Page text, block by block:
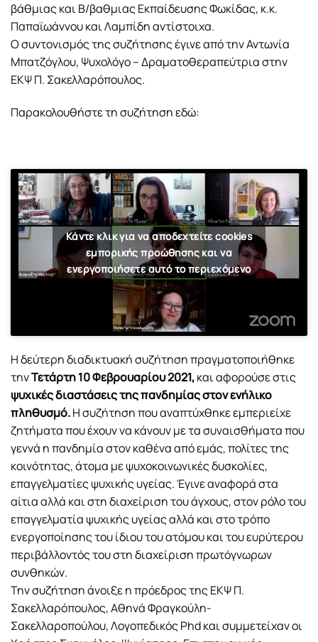
βάθμιας και Β/βαθμιας Εκπαίδευσης Φωκίδας, κ.κ.
Παπαϊωάννου και Λαμπίδη αντίστοιχα.
Ο συντονισμός της συζήτησης έγινε από την Αντωνία
Μπατζόγλου, Ψυχολόγο – Δραματοθεραπεύτρια στην
ΕΚΨ Π. Σακελλαρόπουλος.
Παρακολουθήστε τη συζήτηση εδώ:
Κάντε κλικ για να αποδεχτείτε cookies
εμπορικής προώθησης και να
ενεργοποιήσετε αυτό το περιεχόμενο
Η δεύτερη διαδικτυακή συζήτηση πραγματοποιήθηκε
τηνΤετάρτη 10 Φεβρουαρίου 2021,και αφορούσε στις
ψυχικές διαστάσεις της πανδημίας στον ενήλικο
πληθυσμό.Η συζήτηση που αναπτύχθηκε εμπεριείχε
ζητήματα που έχουν να κάνουν με τα συναισθήματα που
γεννά η πανδημία στον καθένα από εμάς, πολίτες της
κοινότητας, άτομα με ψυχοκοινωνικές δυσκολίες,
επαγγελματίες ψυχικής υγείας. Έγινε αναφορά στα
αίτια αλλά και στη διαχείριση του άγχους, στον ρόλο του
επαγγελματία ψυχικής υγείας αλλά και στο τρόπο
ενεργοποίησης του ίδιου του ατόμου και του ευρύτερου
περιβάλλοντός του στη διαχείριση πρωτόγνωρων
συνθηκών.
Την συζήτηση άνοιξε η πρόεδρος της ΕΚΨ Π.
Σακελλαρόπουλος, Αθηνά Φραγκούλη-
Σακελλαροπούλου, Λογοπεδικός Phd και συμμετείχαν οι